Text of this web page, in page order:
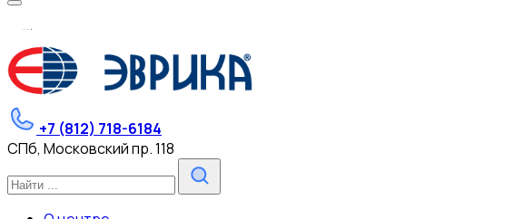
...
+7 (812) 718-6184
СПб, Московский пр. 118